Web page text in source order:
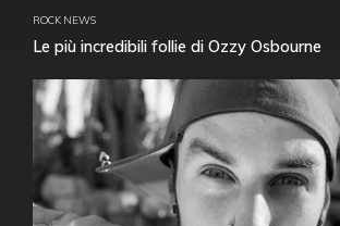
ROCK NEWS
Le più incredibili follie di Ozzy Osbourne